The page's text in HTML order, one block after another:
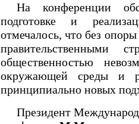
На конференции
подготовке и
отмечалось, что без
правительственными
общественностью
окружающей среды и
принципиально новых
Президент